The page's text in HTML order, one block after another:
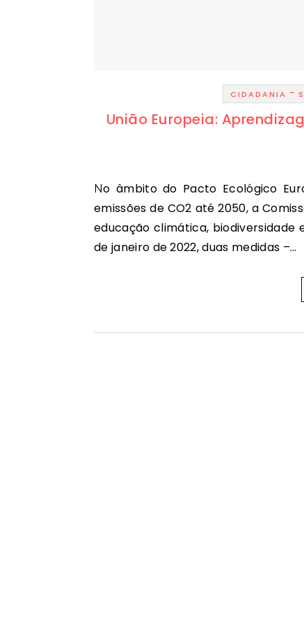
CIDADANIA -
União Europeia:
No âmbito do Pacto Ecológico Europeu [1] que visa tornar o espaço europeu neutro em
emissões de CO2 até 2050, a
educação climática, biodiversidade
de janeiro de 2022, duas medidas –…